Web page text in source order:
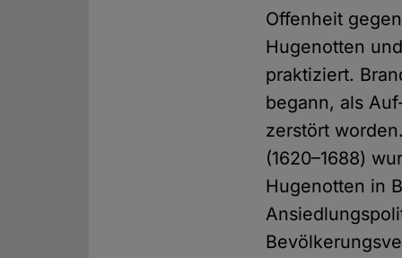
Offenheit
Hugenotten
praktiziert.
begann, als
zerstört
(1620–1688)
Hugenotten in